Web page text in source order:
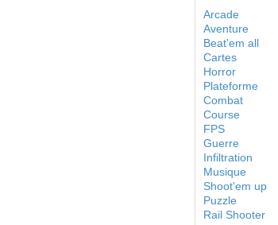
Arcade
Aventure
Beat'em all
Cartes
Horror
Plateforme
Combat
Course
FPS
Guerre
Infiltration
Musique
Shoot'em up
Puzzle
Rail Shooter